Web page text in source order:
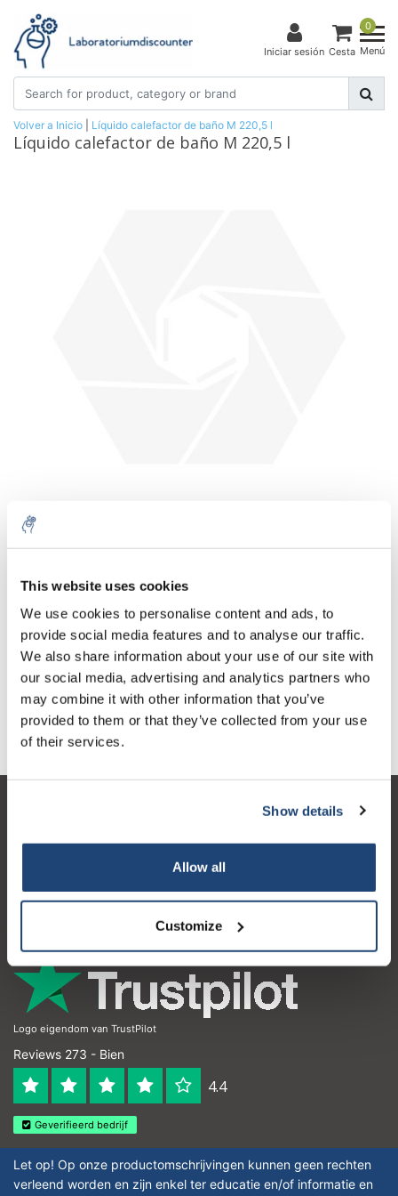
This website uses cookies
We use cookies to personalise content and ads, to
provide social media features and to analyse our traffic.
We also share information about your use of our site with
our social media, advertising and analytics partners who
may combine it with other information that you’ve
provided to them or that they’ve collected from your use
of their services.
Show details
Allow all
Customize
Iniciar sesión
0
Cesta Menú
Volver a Inicio Líquido calefactor de baño M 220,5 l
Líquido calefactor de baño M 220,5 l
Cantidad Producto Precio Details
5 litros
incluido
€413,18
IVA incluido
Añadir a la cesta
Información
Mi cuenta
Logo eigendom van TrustPilot
Reviews 273 - Bien
4.4
Geverifieerd bedrijf
Let op! Op onze productomschrijvingen kunnen geen rechten
verleend worden en zijn enkel ter educatie en/of informatie en